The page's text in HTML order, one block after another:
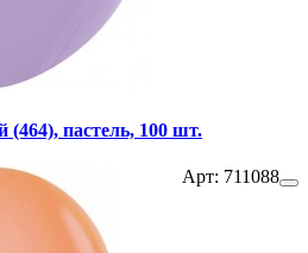
пастель, 100 шт.
Арт: 711088